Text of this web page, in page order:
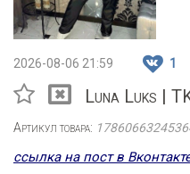
2026-08-06 21:59 1
Luna Luks |
Артикул товара:
ссылка на пост в